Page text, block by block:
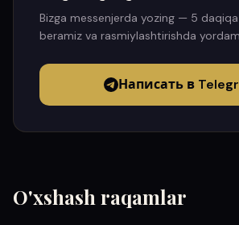
Bizga messenjerda yozing — 5
beramiz va rasmiylashtirishda
Написать в
O'xshash raqamlar